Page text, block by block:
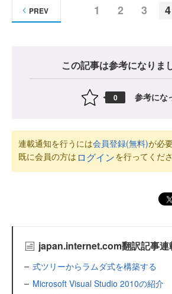
1 2 3 4
PREV
この記事は参考になりま
0 参考にな
連載通知を行うには会員登録(無料)が必
既に会員の方は ログインを行ってくださ
japan.internet.com翻訳記事連
式ツリーからラムダ式を構築する
Microsoft Visual Studio 2010の紹介